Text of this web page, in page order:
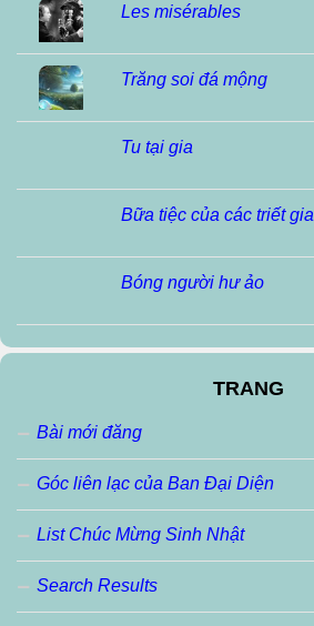
Les misérables
Trăng soi đá mộng
Tu tại gia
Bữa tiệc của các triết gia
Bóng người hư ảo
TRANG
Bài mới đăng
Góc liên lạc của Ban Đại Diện
List Chúc Mừng Sinh Nhật
Search Results